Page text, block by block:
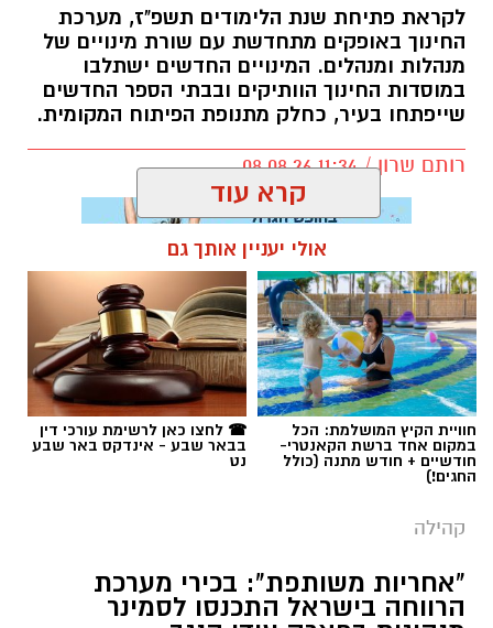
לקראת פתיחת שנת הלימודים תשפ"ז, מערכת
החינוך באופקים מתחדשת עם שורת מינויים של
מנהלות ומנהלים. המינויים החדשים ישתלבו
במוסדות החינוך הוותיקים ובבתי הספר החדשים
שייפתחו בעיר, כחלק מתנופת הפיתוח המקומית.
רותם שרון / 11:34 08.08.26
תגים:אופקים
קרא עוד
אולי יעניין אותך גם
חוויית הקיץ המושלמת: הכל
במקום אחד ברשת הקאנטרי-
חודשיים + חודש מתנה (כולל
החגים!)
☎ לחצו כאן לרשימת עורכי דין
בבאר שבע - אינדקס באר שבע
נט
קהילה
"אחריות משותפת": בכירי מערכת
הרווחה בישראל התכנסו לסמינר